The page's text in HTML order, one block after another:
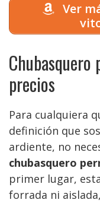
Ver
precios
Para cualquiera
definición que
ardiente, no
chubasquero
primer lugar,
forrada ni